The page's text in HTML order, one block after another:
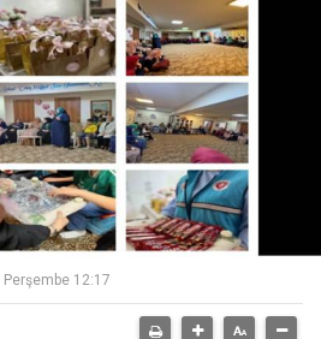
12:17